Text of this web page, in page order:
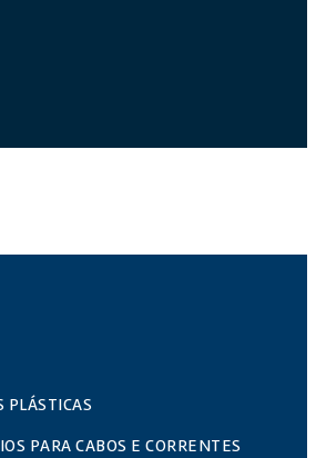
PLÁSTICAS
PARA CABOS E CORRENTES